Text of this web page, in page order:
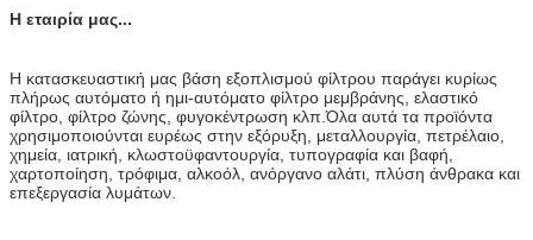
Η εταιρία μας...
Η κατασκευαστική μας βάση εξοπλισμού φίλτρου παράγει κυρίως
πλήρως αυτόματο ή ημι-αυτόματο φίλτρο μεμβράνης, ελαστικό
φίλτρο, φίλτρο ζώνης, φυγοκέντρωση κλπ.Όλα αυτά τα προϊόντα
χρησιμοποιούνται ευρέως στην εξόρυξη, μεταλλουργία, πετρέλαιο,
χημεία, ιατρική, κλωστοϋφαντουργία, τυπογραφία και βαφή,
χαρτοποίηση, τρόφιμα, αλκοόλ, ανόργανο αλάτι, πλύση άνθρακα και
επεξεργασία λυμάτων.